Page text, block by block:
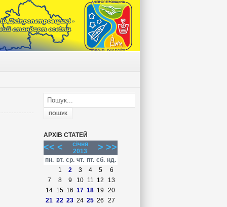
АРХІВ СТАТЕЙ
<< <
січня
2013
> >>
пн. вт. ср. чт. пт. сб. нд.
1
2 3 4 5
6
7
8 9 10 11 12
13
14 15 16 17 18 19
20
21 22 23 24 25 26
27